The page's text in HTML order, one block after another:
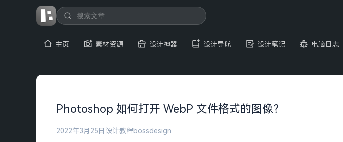
主页 素材资源 设计神器 设计导航 设计笔记 电脑日志
Photoshop 如何打开 WebP 文件格式的图像？
2022年3月25日 设计教程bossdesign